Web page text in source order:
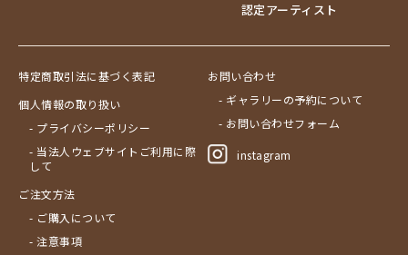
認定アーティスト
特定商取引法に基づく表記
個人情報の取り扱い
- プライバシーポリシー
- 当法人ウェブサイトご利用に際
して
ご注文方法
- ご購入について
- 注意事項
お問い合わせ
- ギャラリーの予約について
- お問い合わせフォーム
instagram